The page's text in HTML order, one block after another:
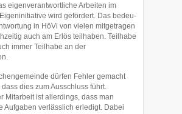
eigenverant­wortliche Arbeiten im
wird gefördert. Das bedeu­
in HöVi von vielen mitgetragen
auch am Erlös teilhaben. Teil­habe
immer Teilhabe an der
dürfen Fehler gemacht
dies zum Ausschluss führt.
Mitarbeit ist allerdings, dass man
Aufgaben verläss­lich erledigt. Dabei